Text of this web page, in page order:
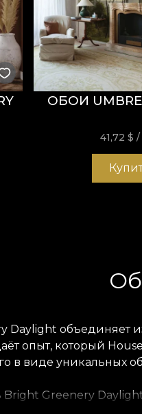
ОБОИ
41,72$ /
Daylight объединяет
опыт, который
в виде уникальных
Greenery